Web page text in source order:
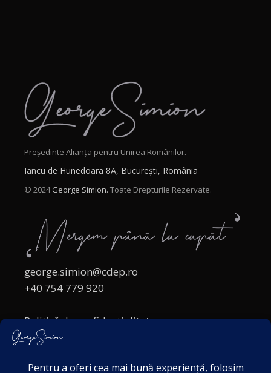
Președinte Alianța pentru Unirea Românilor.
Iancu de Hunedoara 8A, București, România
© 2024George Simion. Toate Drepturile Rezervate.
george.simion@cdep.ro
+40 754 779 920
Politică de confidențialitate
Politica cookies
Acordul de markting